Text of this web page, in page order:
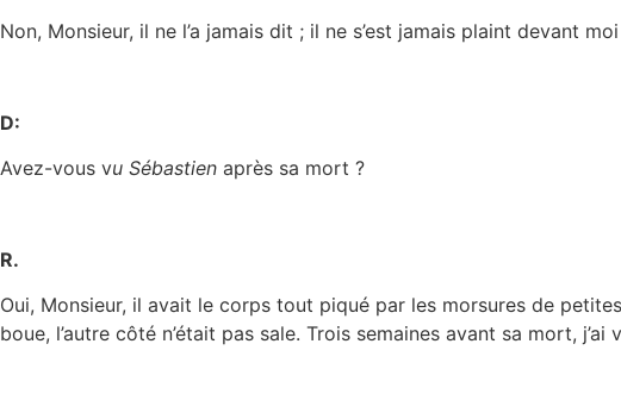
Non, Monsieur, il ne l’a jamais dit ; il ne s’est jamais plaint devant
D:
Avez-vous vu Sébastien après sa mort ?
R.
Oui, Monsieur, il avait le corps tout piqué par les morsures de
boue, l’autre côté n’était pas sale. Trois semaines avant sa mort,